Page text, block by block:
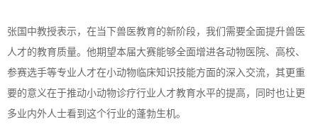
张国中教授表示，在当下兽医教育的新阶段，我们需要全面提升兽医
人才的教育质量。他期望本届大赛能够全面增进各动物医院、高校、
参赛选手等专业人才在小动物临床知识技能方面的深入交流，其更重
要的意义在于推动小动物诊疗行业人才教育水平的提高，同时也让更
多业内外人士看到这个行业的蓬勃生机。